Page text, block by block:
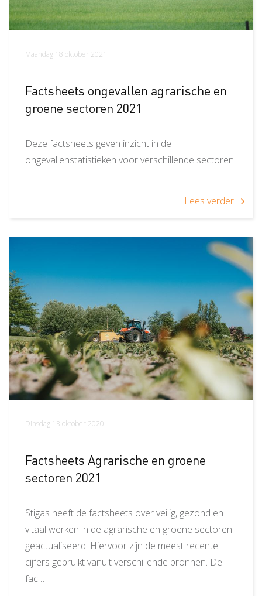
Maandag 18 oktober 2021
Factsheets ongevallen agrarische en
groene sectoren 2021
Deze factsheets geven inzicht in de
ongevallenstatistieken voor verschillende sectoren.
Lees verder
Dinsdag 13 oktober 2020
Factsheets Agrarische en groene
sectoren 2021
Stigas heeft de factsheets over veilig, gezond en
vitaal werken in de agrarische en groene sectoren
geactualiseerd. Hiervoor zijn de meest recente
cijfers gebruikt vanuit verschillende bronnen. De
fac…